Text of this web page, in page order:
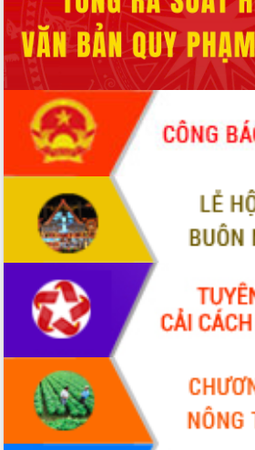
Hòn Yến phát triển du lịch gắn với bảo
tồn biển
Lấy ý kiến điều chỉnh Quy hoạch tỉnh
Đắk Lắk thời kỳ 2021-2030, tầm nhìn
đến năm 2050
Phát động chiến dịch 30 ngày đêm
giải phóng mặt bằng Tuyến đường bộ
ven biển
Đắk Lắk nỗ lực thúc đẩy tăng trưởng
kinh tế từ 10% trở lên trong Quý
II/2026
Đắk Lắk ký kết thỏa thuận hợp tác về
chuyển đổi số giai đoạn 2026 – 2030
với Tập đoàn Bưu chính Viễn thông
Việt Nam
Thứ trưởng Bộ Y tế làm việc với tỉnh
Đắk Lắk về phát triển nhân lực y tế
cho trạm y tế cấp xã
Du lịch Đắk Lắk nâng tầm trải nghiệm
du khách thông qua Hệ thống cơ sở dữ
liệu và Bản đồ số
Tập huấn ứng dụng trí tuệ nhân tạo (AI)
trong thương mại điện tử năm 2026